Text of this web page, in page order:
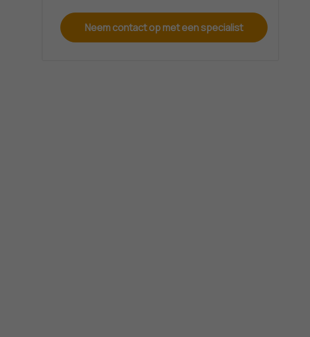
Neem contact op met een specialist